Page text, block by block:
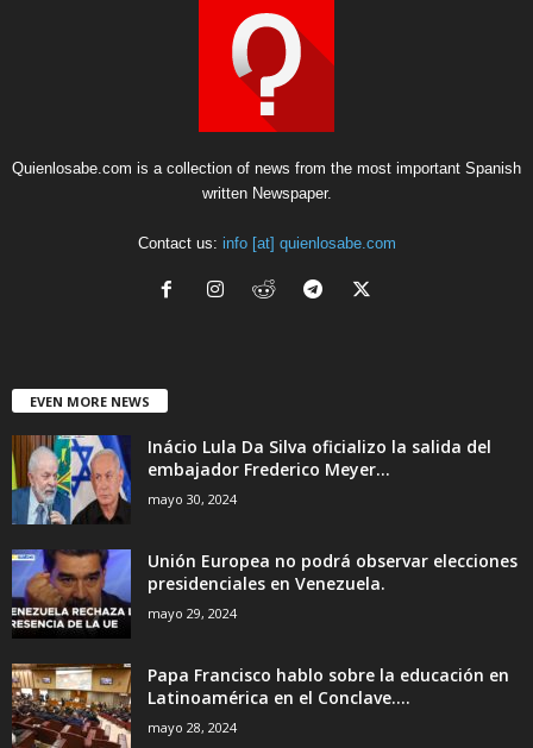
Quienlosabe.com is a collection of news from the most important Spanish
written Newspaper.
Contact us: info [at] quienlosabe.com
EVEN MORE NEWS
Inácio Lula Da Silva oficializo la salida del
embajador Frederico Meyer...
mayo 30, 2024
Unión Europea no podrá observar elecciones
presidenciales en Venezuela.
mayo 29, 2024
Papa Francisco hablo sobre la educación en
Latinoamérica en el Conclave....
mayo 28, 2024